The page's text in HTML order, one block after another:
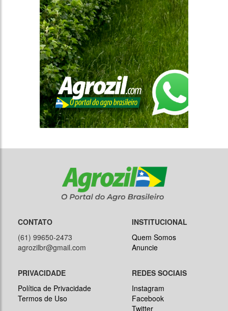
CONTATO
(61) 99650-2473
agrozilbr@gmail.com
INSTITUCIONAL
Quem Somos
Anuncie
PRIVACIDADE
Política de Privacidade
Termos de Uso
REDES SOCIAIS
Instagram
Facebook
Twitter